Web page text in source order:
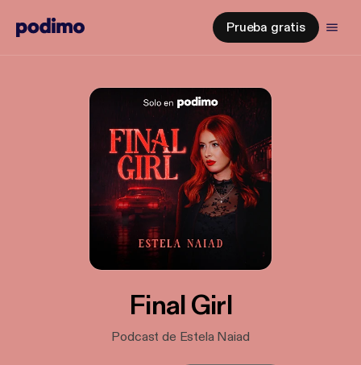
Prueba gratis
Final Girl
Podcast de Estela Naiad